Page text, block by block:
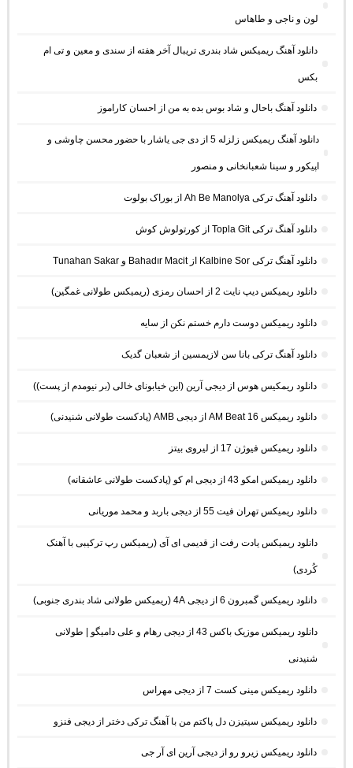
لون و ناجی و طاهاس
دانلود آهنگ ریمیکس شاد بندری تریبال آخر هفته از سندی و معین و تی ام
بکس
دانلود آهنگ باحال و شاد بوس بده به من از احسان کاراموز
دانلود آهنگ ریمیکس زلزله 5 از دی جی یاشار با حضور محسن چاوشی و
اپیکور و سینا شعبانخانی و منصور
دانلود آهنگ ترکی Ah Be Manolya از بوراک بولوت
دانلود آهنگ ترکی Topla Git از کورتولوش کوش
دانلود آهنگ ترکی Kalbine Sor از Bahadır Macit و Tunahan Sakar
دانلود ریمیکس دیپ نایت 2 از احسان رمزی (ریمیکس طولانی غمگین)
دانلود ریمیکس دوست دارم خستم نکن از سایه
دانلود آهنگ ترکی بانا سن لازیمسین از شعبان گدیک
دانلود ریمکیس هوس از دیجی آرین (این خیابونای خالی (بر نیومدم از پست))
دانلود ریمیکس AM Beat 16 از دیجی AMB (پادکست طولانی شنیدنی)
دانلود ریمیکس فیوژن 17 از لیروی بیتز
دانلود ریمیکس امکو 43 از دیجی ام کو (پادکست طولانی عاشقانه)
دانلود ریمیکس تهران فیت 55 از دیجی باربد و محمد موریانی
دانلود ریمیکس یادت رفت از قدیمی ای آی (ریمیکس رپ ترکیبی با آهنک
کُردی)
دانلود ریمیکس گمبرون 6 از دیجی 4A (ریمیکس طولانی شاد بندری جنوبی)
دانلود ریمیکس موزیک باکس 43 از دیجی رهام و علی دامیگو | طولانی
شنیدنی
دانلود ریمیکس مینی کست 7 از دیجی مهراس
دانلود ریمیکس سیتیزن دل پاکتم من با آهنگ ترکی دختر از دیجی فنزو
دانلود ریمیکس زیرو رو از دیجی آرین ای آر جی